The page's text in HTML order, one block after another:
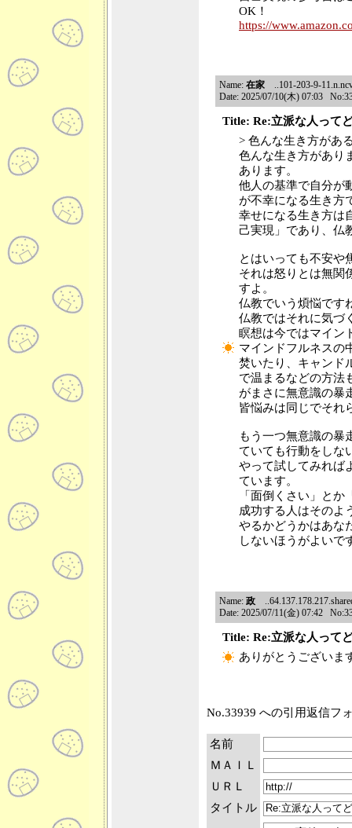
OK！
https://
Name: 在家 ..101-203-9-
Date: 2025/07/10(木) 07:03
Title: Re:立派な人って
> 色んな生き方があ
色んな生き方があり
あります。
他人の基準で自分が
が不幸になる生き方
幸せになる生き方は
己実現」であり、仏
とはいっても不安や
それは怒りとは無関
すよ。
仏教でいう煩悩です
仏教ではそれに気づ
瞑想は今ではマイン
マインドフルネスの
焚いたり、キャンド
で温まるなどの方法
がまさに無意識の暴
皆悩みは同じでそれ
もう一つ無意識の暴
ていても行動をしな
やって試してみれば
ています。
「面倒くさい」と
成功する人はそのよ
やるかどうかはあな
しないほうがよいで
Name: 政
Date: 2025/07/11(金) 07:42
Title: Re:立派な人って
ありがとうございま
No.33939 への引用返信フ
名前
ＭＡＩＬ
ＵＲＬ
タイトル